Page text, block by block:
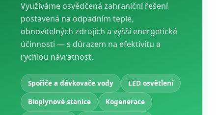
Využíváme osvědčená zahraniční řešení
postavená na odpadním teple,
obnovitelných zdrojích a vyšší energetické
účinnosti — s důrazem na efektivitu a
rychlou návratnost.
Spořiče a dávkovače vody
LED osvětlení
Bioplynové stanice
Kogenerace